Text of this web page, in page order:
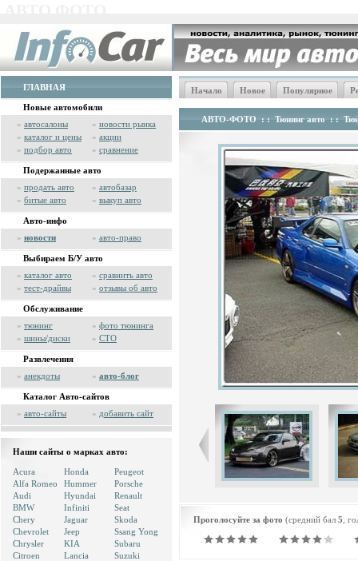
ГЛАВНАЯ
Новые автомобили
» автосалоны » новости рынка
» каталог и цены » акции
» подбор авто » сравнение
Подержанные авто
» продать авто » автобазар
» битые авто » выкуп авто
Авто-инфо
» новости » авто-право
Выбираем Б/У авто
» каталог авто » сравнить авто
» тест-драйвы » отзывы об авто
Обслуживание
» тюнинг » фото тюнинга
» шины/диски » СТО
Развлечения
» анекдоты » авто-блог
Каталог Авто-сайтов
» авто-сайты » добавить сайт
Наши сайты о марках авто:
Acura
Alfa Romeo
Audi
BMW
Chery
Chevrolet
Chrysler
Citroen
Honda
Hummer
Hyundai
Infiniti
Jaguar
Jeep
KIA
Lancia
Peugeot
Porsche
Renault
Seat
Skoda
Ssang Yong
Subaru
Suzuki
Начало Новое Популярное
АВТО-ФОТО : : Тюнинг авто : :
Проголосуйте за фото (средний бал 5 ,